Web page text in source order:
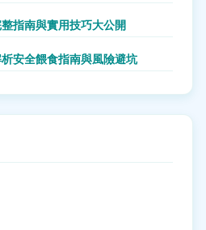
指南與實用技巧大公開
安全餵食指南與風險避坑